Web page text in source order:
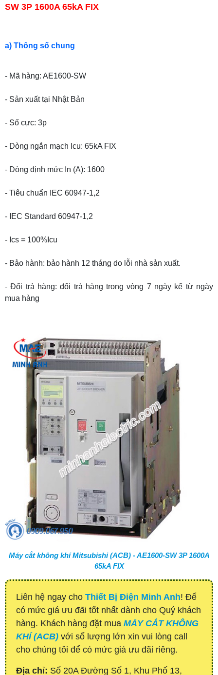
SW 3P 1600A 65kA FIX
a) Thông số chung
- Mã hàng: AE1600-SW
- Sản xuất tại Nhật Bản
- Số cực: 3p
- Dòng ngắn mạch Icu: 65kA FIX
- Dòng định mức In (A): 1600
- Tiêu chuẩn IEC 60947-1,2
- IEC Standard 60947-1,2
- Ics = 100%Icu
- Bảo hành: bảo hành 12 tháng do lỗi nhà sản xuất.
- Đổi trả hàng: đổi trả hàng trong vòng 7 ngày kể từ ngày
mua hàng
Máy cắt không khí Mitsubishi (ACB) - AE1600-SW 3P 1600A
65kA FIX
Liên hệ ngay cho Thiết Bị Điện Minh Anh! Để
có mức giá ưu đãi tốt nhất dành cho Quý khách
hàng. Khách hàng đặt mua MÁY CẮT KHÔNG
KHÍ (ACB) với số lượng lớn xin vui lòng call
cho chúng tôi để có mức giá ưu đãi riêng.
Địa chỉ: Số 20A Đường Số 1, Khu Phố 13,